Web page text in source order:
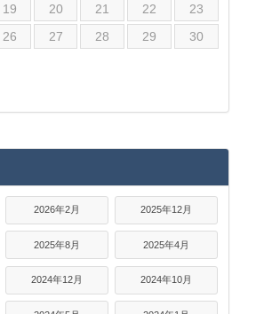
19 20 21 22
23
26 27 28 29
30
2026年2月 2025年12月
2025年8月 2025年4月
2024年12月 2024年10月